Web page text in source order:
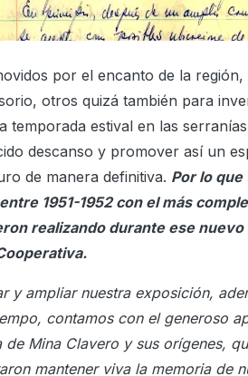
por el encanto de la
otros quizá también para
temporada estival en las
descanso y promover así un
de manera definitiva. Por lo
1951-1952 con el más
realizando durante ese
y ampliar nuestra exposición,
contamos con el generoso
Mina Clavero y sus orígenes,
mantener viva la memoria de